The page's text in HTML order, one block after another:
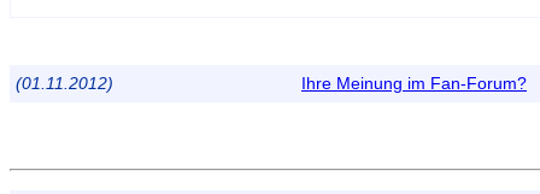
(01.11.2012) Ihre Meinung im Fan-Forum?